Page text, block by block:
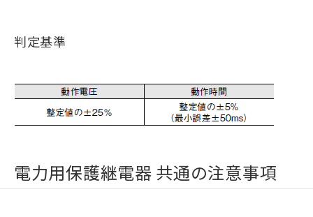
判定基準
電力用保護継電器 共通の注意事項